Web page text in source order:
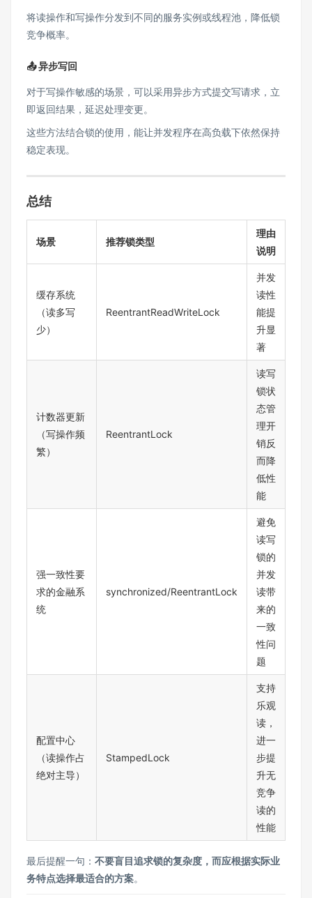
将读操作和写操作分发到不同的服务实例或线程池，降低锁
竞争概率。
📤 异步写回
对于写操作敏感的场景，可以采用异步方式提交写请求，立
即返回结果，延迟处理变更。
这些方法结合锁的使用，能让并发程序在高负载下依然保持
稳定表现。
总结
场景 推荐锁类型
理由
说明
缓存系统
（读多写
少）
ReentrantReadWriteLock
并发
读性
能提
升显
著
计数器更新
（写操作频
繁）
ReentrantLock
读写
锁状
态管
理开
销反
而降
低性
能
强一致性要
求的金融系
统
synchronized/ReentrantLock
避免
读写
锁的
并发
读带
来的
一致
性问
题
配置中心
（读操作占
绝对主导）
StampedLock
支持
乐观
读，
进一
步提
升无
竞争
读的
性能
最后提醒一句： 不要盲目追求锁的复杂度，而应根据实际业
务特点选择最适合的方案。